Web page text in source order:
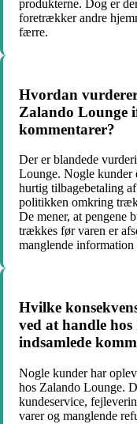
produkterne. Dog er
foretrækker andre
færre.
Hvordan
Zalando Lounge
kommentarer?
Der er blandede
Lounge. Nogle kunder
hurtig tilbagebetaling
politikken omkring
De mener, at pengene
trækkes før varen er
manglende
Hvilke
ved at handle
indsamlede
Nogle kunder har
hos Zalando Lounge.
kundeservice,
varer og manglende